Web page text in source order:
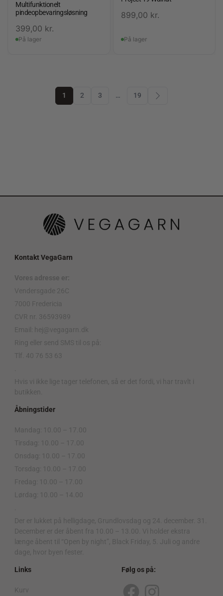
Multifunktionelt
pindeopbevaringsløsning
399,00 kr.
På lager
899,00 kr.
På lager
1 2 3 … 19
Kontakt VegaGarn
Vores adresse er:
Vendersgade 26C
7000 Fredericia
CVR nr. 36593989
Email: hej@vegagarn.dk
Ring eller send SMS til os på:
Tlf. 40 76 53 63
Hvis vi ikke lige tager telefonen, så er det fordi, vi har travlt i
butikken.
Åbningstider
Mandag: 10.00 – 17.00
Tirsdag: 10.00 – 17.00
Onsdag: 10.00 – 17.00
Torsdag: 10.00 – 17.00
Fredag: 10.00 – 17.00
Lørdag: 10.00 – 14.00
Der er lukket på helligdage, Grundlovsdag og 24. december. 31.
December er der åbent fra 10.00 – 13.00. Vi holder ekstra
længe åbent til “Open by night”, Black Friday, 5. Juli og andre
dage, hvor byen fester.
Links
Kurv
Følg os på: